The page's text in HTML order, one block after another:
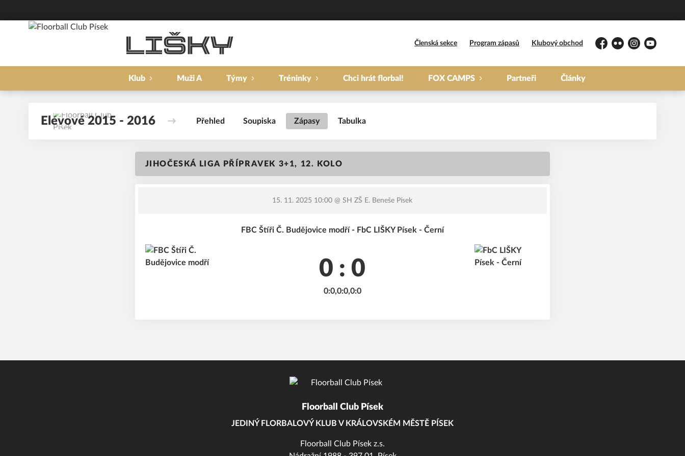
Členská sekce Program zápasů Klubový obchod
Facebook
FlickrInstagramYouTube
Klub Muži A Týmy Tréninky Chci hrát florbal! FOX CAMPS Partneři Články
Elévové 2015 - 2016 Přehled Soupiska Zápasy Tabulka
JIHOČESKÁ LIGA PŘÍPRAVEK 3+1, 12. KOLO
15. 11. 2025 10:00 @ SH ZŠ E. Beneše Písek
FBC Štíři Č. Budějovice modří - FbC LIŠKY Písek - Černí
0 : 0
0:0,0:0,0:0
Floorball Club Písek
JEDINÝ FLORBALOVÝ KLUB V KRÁLOVSKÉM MĚSTĚ PÍSEK
Floorball Club Písek z.s.